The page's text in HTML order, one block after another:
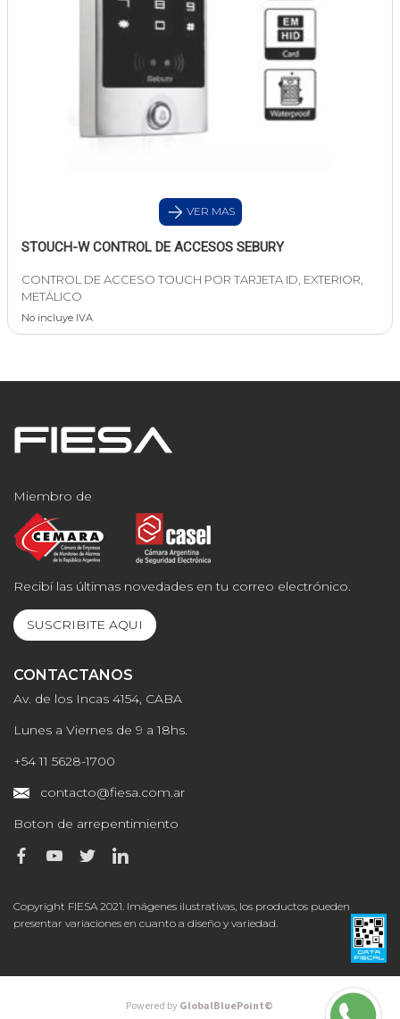
VER MAS
STOUCH-W CONTROL DE ACCESOS SEBURY
CONTROL DE ACCESO TOUCH POR TARJETA ID, EXTERIOR,
METÁLICO
No incluye IVA
Miembro de
Recibí las últimas novedades en tu correo electrónico.
SUSCRIBITE AQUI
CONTACTANOS
Av. de los Incas 4154, CABA
Lunes a Viernes de 9 a 18hs.
+54 11 5628-1700
contacto@fiesa.com.ar
Boton de arrepentimiento
Copyright FIESA 2021. Imágenes ilustrativas, los productos pueden
presentar variaciones en cuanto a diseño y variedad.
Powered byGlobalBluePoint©